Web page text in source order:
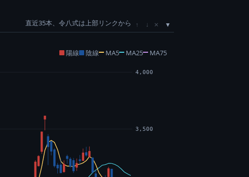
直近35本、令八式は上部リンクから ↑ ↓ ×
陽線 陰線 MA5 MA25 MA75
3,500
4,000